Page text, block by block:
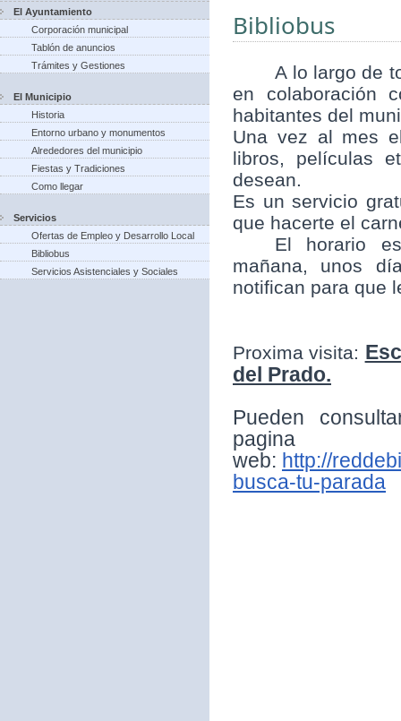
El Ayuntamiento
Corporación municipal
Tablón de anuncios
Trámites y Gestiones
El Municipio
Historia
Entorno urbano y monumentos
Alrededores del municipio
Fiestas y Tradiciones
Como llegar
Servicios
Ofertas de Empleo y Desarrollo Local
Bibliobus
Servicios Asistenciales y Sociales
Bibliobus
A lo largo de
en colaboración
habitantes del
Una vez al mes
libros, películas
desean.
Es un servicio
que hacerte el
El horario
mañana, unos
notifican para que
Proxima visita:
del Prado.
Pueden
pagina
web: http://
busca-tu-parada